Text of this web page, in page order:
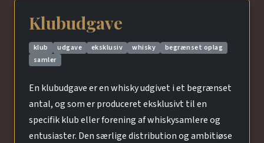
Klubudgave
klub udgave eksklusiv whisky
begrænset oplag
samler
En klubudgave er en whisky udgivet i et begrænset
antal, og som er produceret eksklusivt til en
specifik klub eller forening af whiskysamlere og
entusiaster. Den særlige distribution og ambitiøse